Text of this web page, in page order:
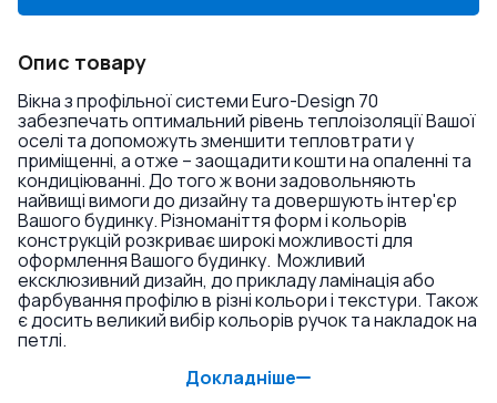
Опис товару
Вікна з профільної системи Euro-Design 70
забезпечать оптимальний рівень теплоізоляції Вашої
оселі та допоможуть зменшити тепловтрати у
приміщенні, а отже – заощадити кошти на опаленні та
кондиціюванні. До того ж вони задовольняють
найвищі вимоги до дизайну та довершують інтер'єр
Вашого будинку. Різноманіття форм і кольорів
конструкцій розкриває широкі можливості для
оформлення Вашого будинку. Можливий
ексклюзивний дизайн, до прикладу ламінація або
фарбування профілю в різні кольори і текстури. Також
є досить великий вибір кольорів ручок та накладок на
петлі.
Докладніше